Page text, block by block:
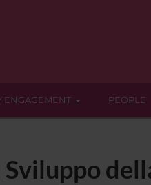
ENGAGEMENT PEOPLE